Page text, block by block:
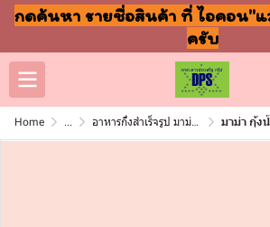
กดค้นหา รายชื่อสินค้า ที่ ไอคอน"แ
ครับ
Home ... อาหารกึ่งสำเร็จรูป มาม่า ปลากระป๋อง มาม่า กุ้งน้ำข้น 7บา